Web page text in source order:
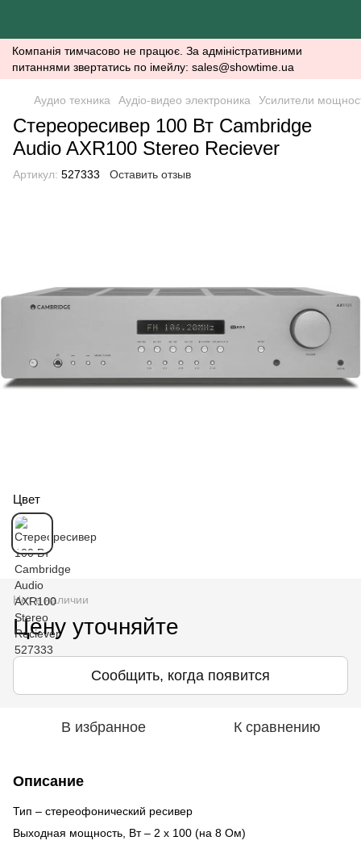
Компанія тимчасово не працює. За адміністративними
питаннями звертатись по імейлу: sales@showtime.ua
Аудио техника Аудіо-видео электроника Усилители
Стереоресивер 100 Вт Cambridge
Audio AXR100 Stereo Reciever
Артикул: 527333 Оставить отзыв
Цвет
Нет в наличии
Цену уточняйте
Сообщить, когда появится
В избранное К сравнению
Описание
Тип – стереофонический ресивер
Выходная мощность, Вт – 2 х 100 (на 8 Ом)